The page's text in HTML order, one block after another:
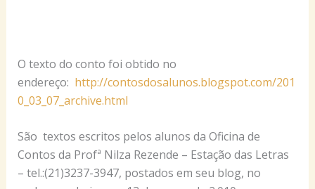
O texto do conto foi obtido no
endereço: http://contosdosalunos.blogspot.com/201
0_03_07_archive.html
São textos escritos pelos alunos da Oficina de
Contos da Profª Nilza Rezende – Estação das Letras
– tel.:(21)3237-3947, postados em seu blog, no